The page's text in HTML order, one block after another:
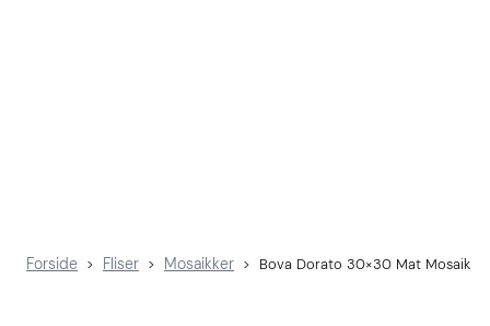
Forside > Fliser > Mosaikker > Bova Dorato 30×30 Mat Mosaik